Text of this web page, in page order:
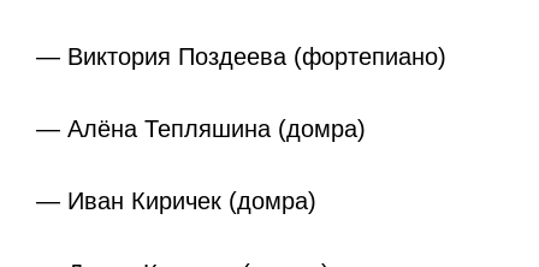
— Виктория Поздеева (фортепиано)
— Алёна Тепляшина (домра)
— Иван Киричек (домра)